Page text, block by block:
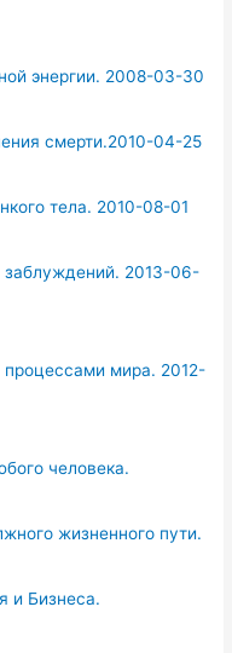
энергии. 2008-03-30
смерти.2010-04-25
тела. 2010-08-01
заблуждений. 2013-06-
мира. 2012-
человека.
жизненного пути.
и Бизнеса.